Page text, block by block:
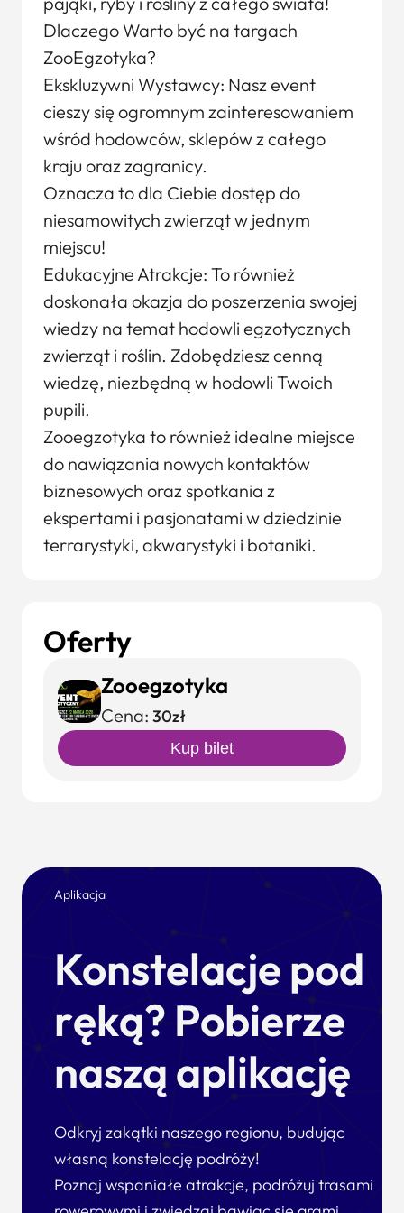
Dlaczego Warto być na targach
ZooEgzotyka?
Ekskluzywni Wystawcy: Nasz event
cieszy się ogromnym zainteresowaniem
wśród hodowców, sklepów z całego
kraju oraz zagranicy.
Oznacza to dla Ciebie dostęp do
niesamowitych zwierząt w jednym
miejscu!
Edukacyjne Atrakcje: To również
doskonała okazja do poszerzenia swojej
wiedzy na temat hodowli egzotycznych
zwierząt i roślin. Zdobędziesz cenną
wiedzę, niezbędną w hodowli Twoich
pupili.
Zooegzotyka to również idealne miejsce
do nawiązania nowych kontaktów
biznesowych oraz spotkania z
ekspertami i pasjonatami w dziedzinie
terrarystyki, akwarystyki i botaniki.
Oferty
Zooegzotyka
Cena: 30zł
Kup bilet
Aplikacja
Konstelacje pod
ręką? Pobierze
naszą aplikację
Odkryj zakątki naszego regionu, budując
własną konstelację podróży!
Poznaj wspaniałe atrakcje, podróżuj trasami